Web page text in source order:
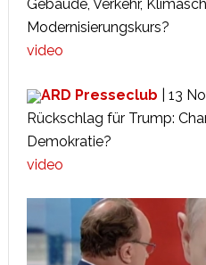
Gebäude, Verkehr,
Modernisierungskurs?
video
ARD Presseclub | 13
Rückschlag für Trump:
Demokratie?
video